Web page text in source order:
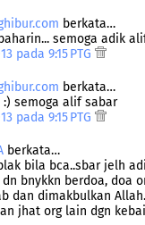
berkata…
semoga adik
pada 9:15 PTG
berkata…
semoga alif sabar
pada 9:15 PTG
berkata…
bila bca..sbar jelh
dn bnykkn berdoa, doa
dan dimakbulkan
jhat org lain dgn